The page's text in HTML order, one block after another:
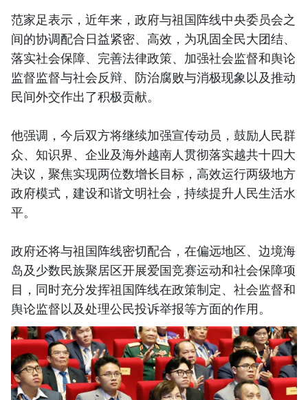
范家足表示，近年来，政府与祖国阵线中央委员会之
间的协调配合日益紧密、高效，为巩固全民大团结、
落实社会保障、完善法律政策、加强社会监督和舆论
监督监督与社会反辩、防治腐败与消极现象以及推动
民间外交作出了积极贡献。
他强调，今后双方将继续加强宣传动员，鼓励人民群
众、知识界、企业及海外越南人贯彻落实越共十四大
决议，聚焦实现两位数增长目标，高效运行两级地方
政府模式，建设和谐文明社会，持续提升人民生活水
平。
政府还将与祖国阵线密切配合，在偏远地区、边境海
岛及少数民族聚居区开展爱国竞赛运动和社会保障项
目，同时充分发挥祖国阵线在政策制定、社会监督和
舆论监督以及处理公民投诉举报等方面的作用。